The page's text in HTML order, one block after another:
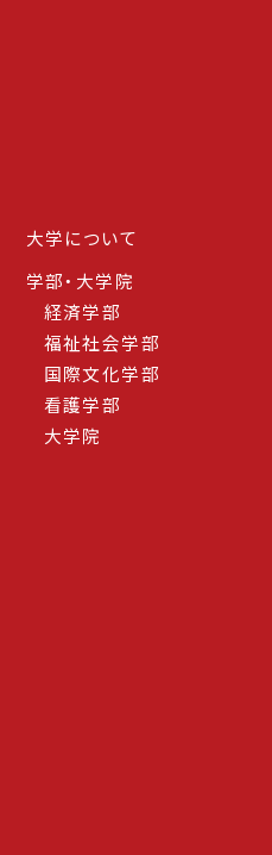
大学について
学部・大学院
経済学部
福祉社会学部
国際文化学部
看護学部
大学院